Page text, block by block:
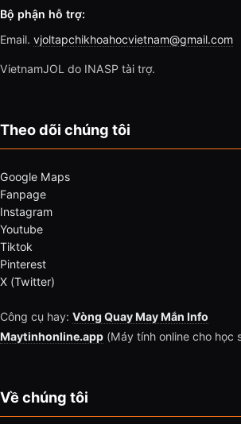
Bộ phận hỗ trợ:
Email. vjoltapchikhoahocvietnam@gmail.com
VietnamJOL do INASP tài trợ.
Theo dõi chúng tôi
Google Maps
Fanpage
Instagram
Youtube
Tiktok
Pinterest
X (Twitter)
Công cụ hay: Vòng Quay May Mắn Info
Maytinhonline.app (Máy tính online cho học
Về chúng tôi